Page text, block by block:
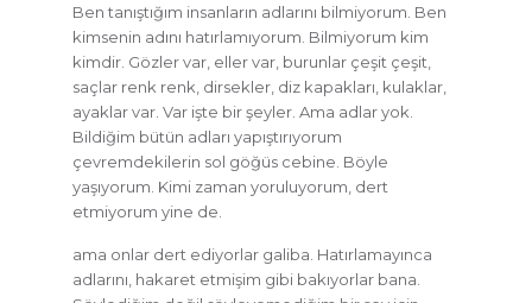
Ben tanıştığım insanların adlarını bilmiyorum. Ben
kimsenin adını hatırlamıyorum. Bilmiyorum kim
kimdir. Gözler var, eller var, burunlar çeşit çeşit,
saçlar renk renk, dirsekler, diz kapakları, kulaklar,
ayaklar var. Var işte bir şeyler. Ama adlar yok.
Bildiğim bütün adları yapıştırıyorum
çevremdekilerin sol göğüs cebine. Böyle
yaşıyorum. Kimi zaman yoruluyorum, dert
etmiyorum yine de.
ama onlar dert ediyorlar galiba. Hatırlamayınca
adlarını, hakaret etmişim gibi bakıyorlar bana.